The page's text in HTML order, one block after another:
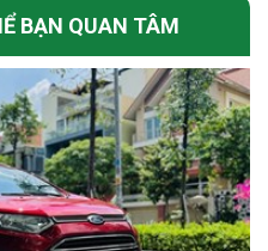
BẠN QUAN TÂM